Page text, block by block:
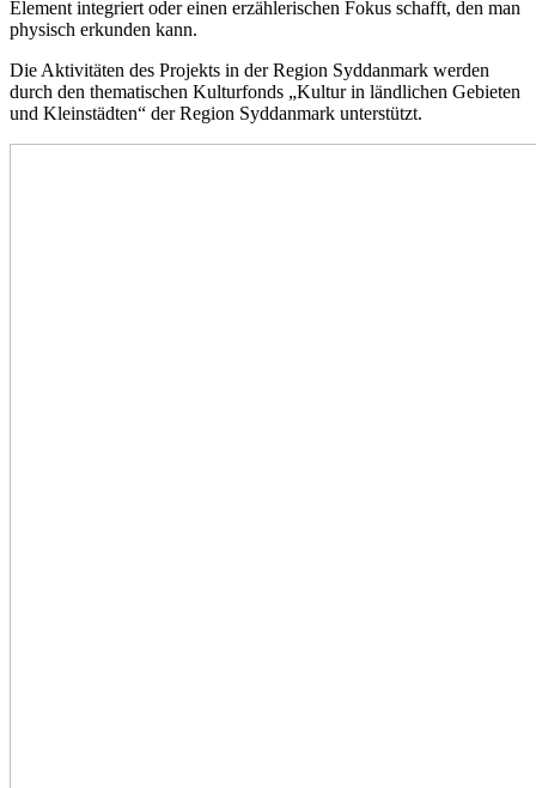
Element integriert oder einen erzählerischen Fokus schafft, den man
physisch erkunden kann.
Die Aktivitäten des Projekts in der Region Syddanmark werden
durch den thematischen Kulturfonds „Kultur in ländlichen Gebieten
und Kleinstädten“ der Region Syddanmark unterstützt.